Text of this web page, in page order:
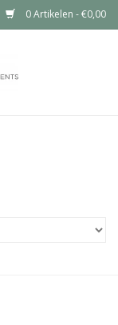
0 Artikelen - €0,00